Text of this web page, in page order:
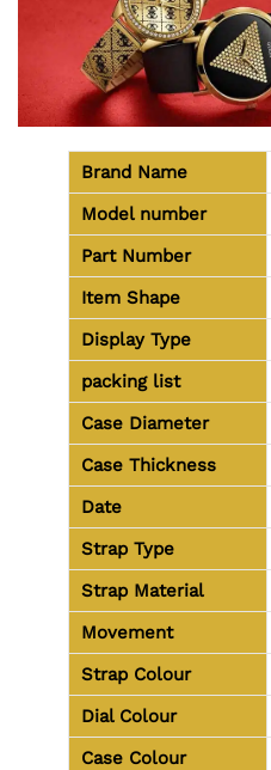
Brand Name
Model number
Part Number
Item Shape
Display Type
packing list
Case Diameter
Case Thickness
Date
Strap Type
Strap Material
Movement
Strap Colour
Dial Colour
Case Colour